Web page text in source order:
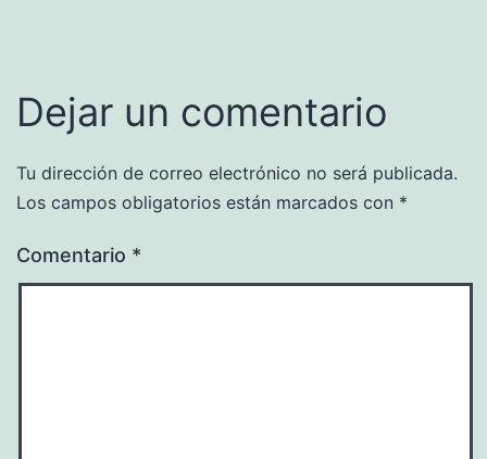
Dejar un comentario
Tu dirección de correo electrónico no será publicada.
Los campos obligatorios están marcados con *
Comentario *